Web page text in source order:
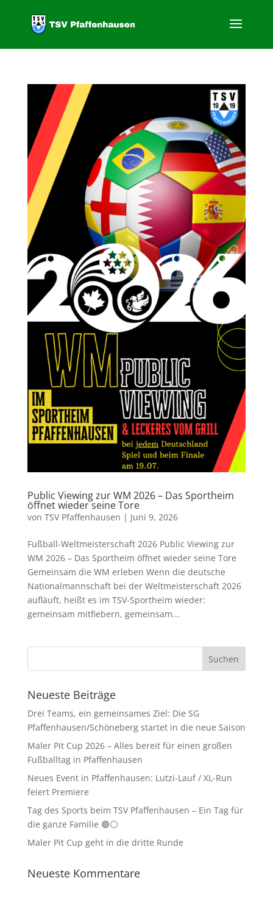
Public Viewing zur WM 2026 – Das Sportheim
öffnet wieder seine Tore
von TSV Pfaffenhausen | Juni 9, 2026
Fußball-Weltmeisterschaft 2026 Public Viewing zur
WM 2026 – Das Sportheim öffnet wieder seine Tore
Gemeinsam die WM erleben Wenn die deutsche
Nationalmannschaft bei der Weltmeisterschaft 2026
aufläuft, heißt es im TSV-Sportheim wieder:
gemeinsam mitfiebern, gemeinsam...
Neueste Beiträge
Drei Teams, ein gemeinsames Ziel: Die SG
Pfaffenhausen/Schöneberg startet in die neue Saison
Maler Pit Cup 2026 – Alles bereit für einen großen
Fußballtag in Pfaffenhausen
Neues Event in Pfaffenhausen: Lutzi-Lauf / XL-Run
feiert Premiere
Tag des Sports beim TSV Pfaffenhausen – Ein Tag für
die ganze Familie 🟢⚪
Maler Pit Cup geht in die dritte Runde
Neueste Kommentare